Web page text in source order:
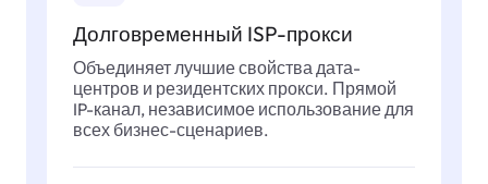
Долговременный ISP-прокси
Объединяет лучшие свойства дата-
центров и резидентских прокси. Прямой
IP-канал, независимое использование для
всех бизнес-сценариев.